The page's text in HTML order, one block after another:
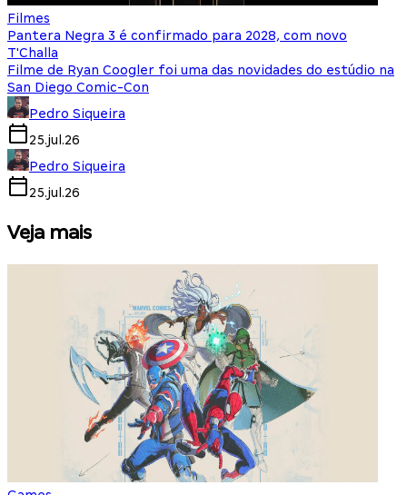
Filmes
Pantera Negra 3 é confirmado para 2028, com novo
T'Challa
Filme de Ryan Coogler foi uma das novidades do estúdio na
San Diego Comic-Con
Pedro Siqueira
25.jul.26
Pedro Siqueira
25.jul.26
Veja mais